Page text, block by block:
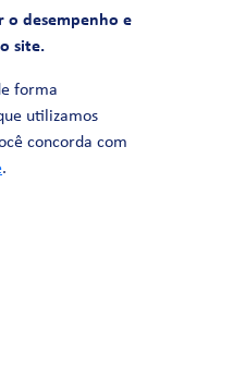
o desempenho e
site.
forma
utilizamos
concorda com
.